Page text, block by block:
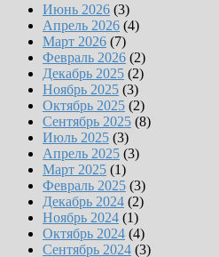
Июнь 2026 (3)
Апрель 2026 (4)
Март 2026 (7)
Февраль 2026 (2)
Декабрь 2025 (2)
Ноябрь 2025 (3)
Октябрь 2025 (2)
Сентябрь 2025 (8)
Июль 2025 (3)
Апрель 2025 (3)
Март 2025 (1)
Февраль 2025 (3)
Декабрь 2024 (2)
Ноябрь 2024 (1)
Октябрь 2024 (4)
Сентябрь 2024 (3)